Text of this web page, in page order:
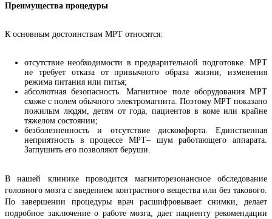
Преимущества процедуры
К основным достоинствам МРТ относятся:
отсутствие необходимости в предварительной подготовке. МРТ
не требует отказа от привычного образа жизни, изменения
режима питания или питья;
абсолютная безопасность. Магнитное поле оборудования МРТ
схоже с полем обычного электромагнита. Поэтому МРТ показано
пожилым людям, детям от года, пациентов в коме или крайне
тяжелом состоянии;
безболезненность и отсутствие дискомфорта. Единственная
неприятность в процессе МРТ– шум работающего аппарата.
Заглушить его позволяют беруши.
В нашей клинике проводится магниторезонансное обследование
головного мозга с введением контрастного вещества или без такового.
По завершении процедуры врач расшифровывает снимки, делает
подробное заключение о работе мозга, дает пациенту рекомендации